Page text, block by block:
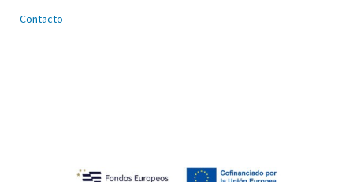
Contacto